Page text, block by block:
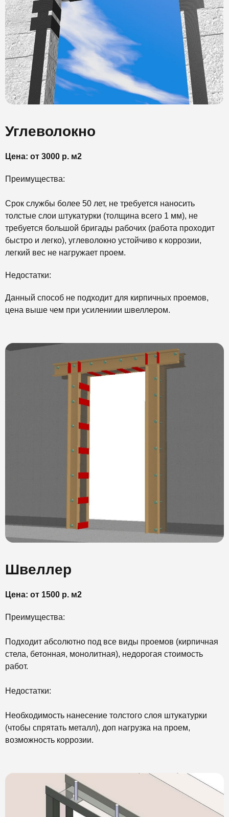
Углеволокно
Цена: от 3000 р. м2
Преимущества:
Срок службы более 50 лет, не требуется наносить
толстые слои штукатурки (толщина всего 1 мм), не
требуется большой бригады рабочих (работа проходит
быстро и легко), углеволокно устойчиво к коррозии,
легкий вес не нагружает проем.
Недостатки:
Данный способ не подходит для кирпичных проемов,
цена выше чем при усилениии швеллером.
Швеллер
Цена: от 1500 р. м2
Преимущества:
Подходит абсолютно под все виды проемов (кирпичная
стела, бетонная, монолитная), недорогая стоимость
работ.
Недостатки:
Необходимость нанесение толстого слоя штукатурки
(чтобы спрятать металл), доп нагрузка на проем,
возможность коррозии.